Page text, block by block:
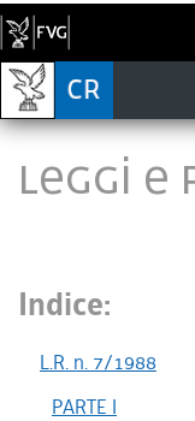
LEGGI E
Indice:
L.R. n. 7/1988
PARTE I